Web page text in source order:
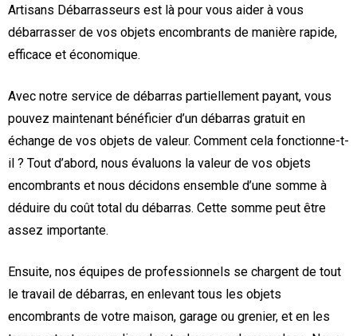
Artisans Débarrasseurs est là pour vous aider à vous
débarrasser de vos objets encombrants de manière rapide,
efficace et économique.
Avec notre service de débarras partiellement payant, vous
pouvez maintenant bénéficier d’un débarras gratuit en
échange de vos objets de valeur. Comment cela fonctionne-t-
il ? Tout d’abord, nous évaluons la valeur de vos objets
encombrants et nous décidons ensemble d’une somme à
déduire du coût total du débarras. Cette somme peut être
assez importante.
Ensuite, nos équipes de professionnels se chargent de tout
le travail de débarras, en enlevant tous les objets
encombrants de votre maison, garage ou grenier, et en les